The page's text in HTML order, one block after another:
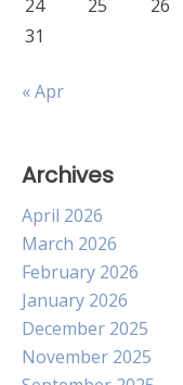
24 25 26
31
« Apr
Archives
April 2026
March 2026
February 2026
January 2026
December 2025
November 2025